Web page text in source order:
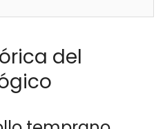
del